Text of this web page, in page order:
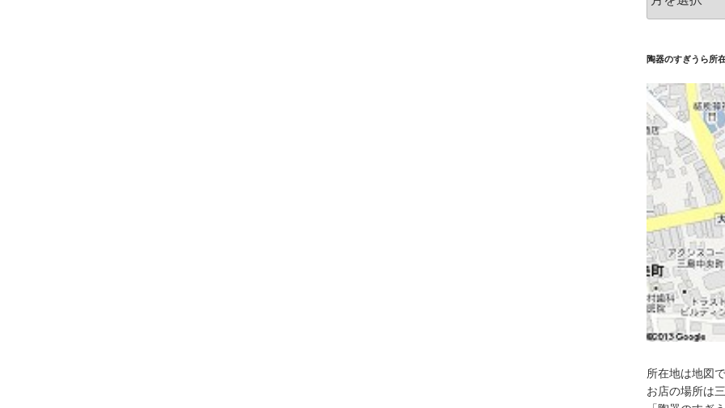
ー
ブ
陶器のすぎうら所
所在地は地図
お店の場所は